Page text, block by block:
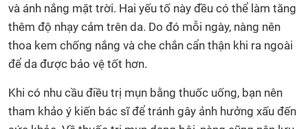
và ánh nắng mặt trời. Hai yếu tố này đều có thể làm tăng
thêm độ nhạy cảm trên da. Do đó mỗi ngày, nàng nên
thoa kem chống nắng và che chắn cẩn thận khi ra ngoài
để da được bảo vệ tốt hơn.
Khi có nhu cầu điều trị mụn bằng thuốc uống, bạn nên
tham khảo ý kiến bác sĩ để tránh gây ảnh hưởng xấu đến